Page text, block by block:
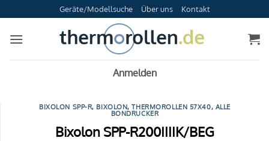
Inhalt
springen
Geräte/Modellsuche Über uns Kontakt
Anmelden
BIXOLON SPP-R, BIXOLON,THERMOROLLEN 57X40, ALLE
BONDRUCKER
Bixolon SPP-R200IIIIK/BEG